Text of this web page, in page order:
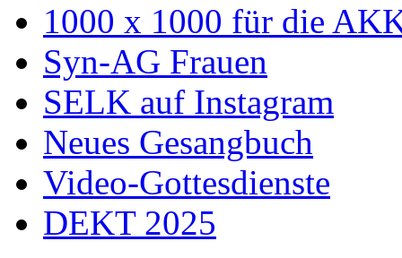
1000 x 1000 für die
Syn-AG Frauen
SELK auf Instagram
Neues Gesangbuch
Video-Gottesdienste
DEKT 2025